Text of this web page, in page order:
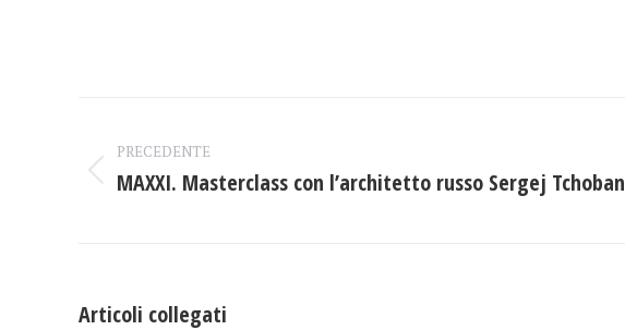
traPRECEDENTE
Post
MAXXI. Masterclass con l’architetto russo Sergej Tchoban
Articoli collegati